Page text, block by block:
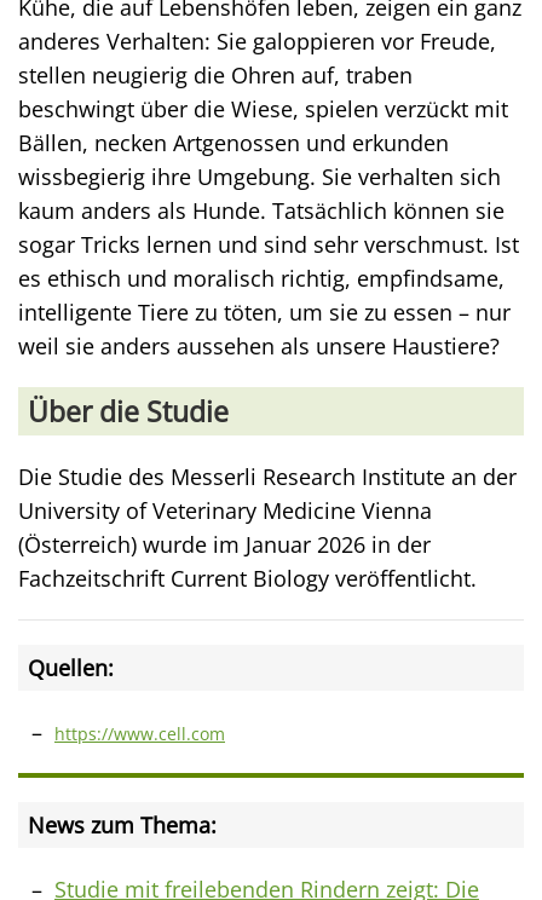
Kühe, die auf Lebenshöfen leben, zeigen ein ganz
anderes Verhalten: Sie galoppieren vor Freude,
stellen neugierig die Ohren auf, traben
beschwingt über die Wiese, spielen verzückt mit
Bällen, necken Artgenossen und erkunden
wissbegierig ihre Umgebung. Sie verhalten sich
kaum anders als Hunde. Tatsächlich können sie
sogar Tricks lernen und sind sehr verschmust. Ist
es ethisch und moralisch richtig, empfindsame,
intelligente Tiere zu töten, um sie zu essen – nur
weil sie anders aussehen als unsere Haustiere?
Über die Studie
Die Studie des Messerli Research Institute an der
University of Veterinary Medicine Vienna
(Österreich) wurde im Januar 2026 in der
Fachzeitschrift Current Biology veröffentlicht.
Quellen:
https://www.cell.com
News zum Thema:
Studie mit freilebenden Rindern zeigt: Die